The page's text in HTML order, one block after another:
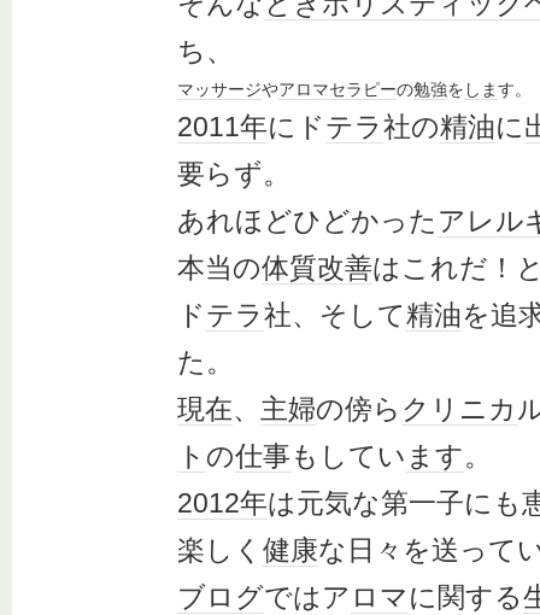
ち、
マッサージやアロマセラピーの勉強を します。
2011年にドテラ社の精油に
要らず。
あれほどひどかった アレル
本当の体質改善はこれだ！
ドテラ社、そして精油を追
た。
現在、 主婦の傍ら クリニカ
ト の仕事もしてい ます。
2012年は元気な第一子にも
楽しく 健康な日々を送って
ブログではア ロマに関する